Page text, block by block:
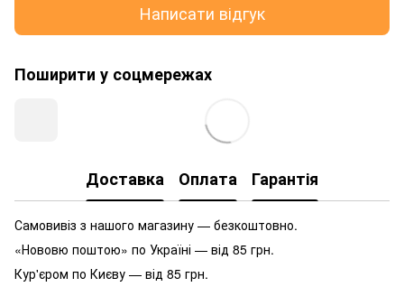
Написати відгук
Поширити у соцмережах
Доставка Оплата Гарантія
Самовивіз з нашого магазину — безкоштовно.
«Нововю поштою» по Україні — від 85 грн.
Кур'єром по Києву — від 85 грн.